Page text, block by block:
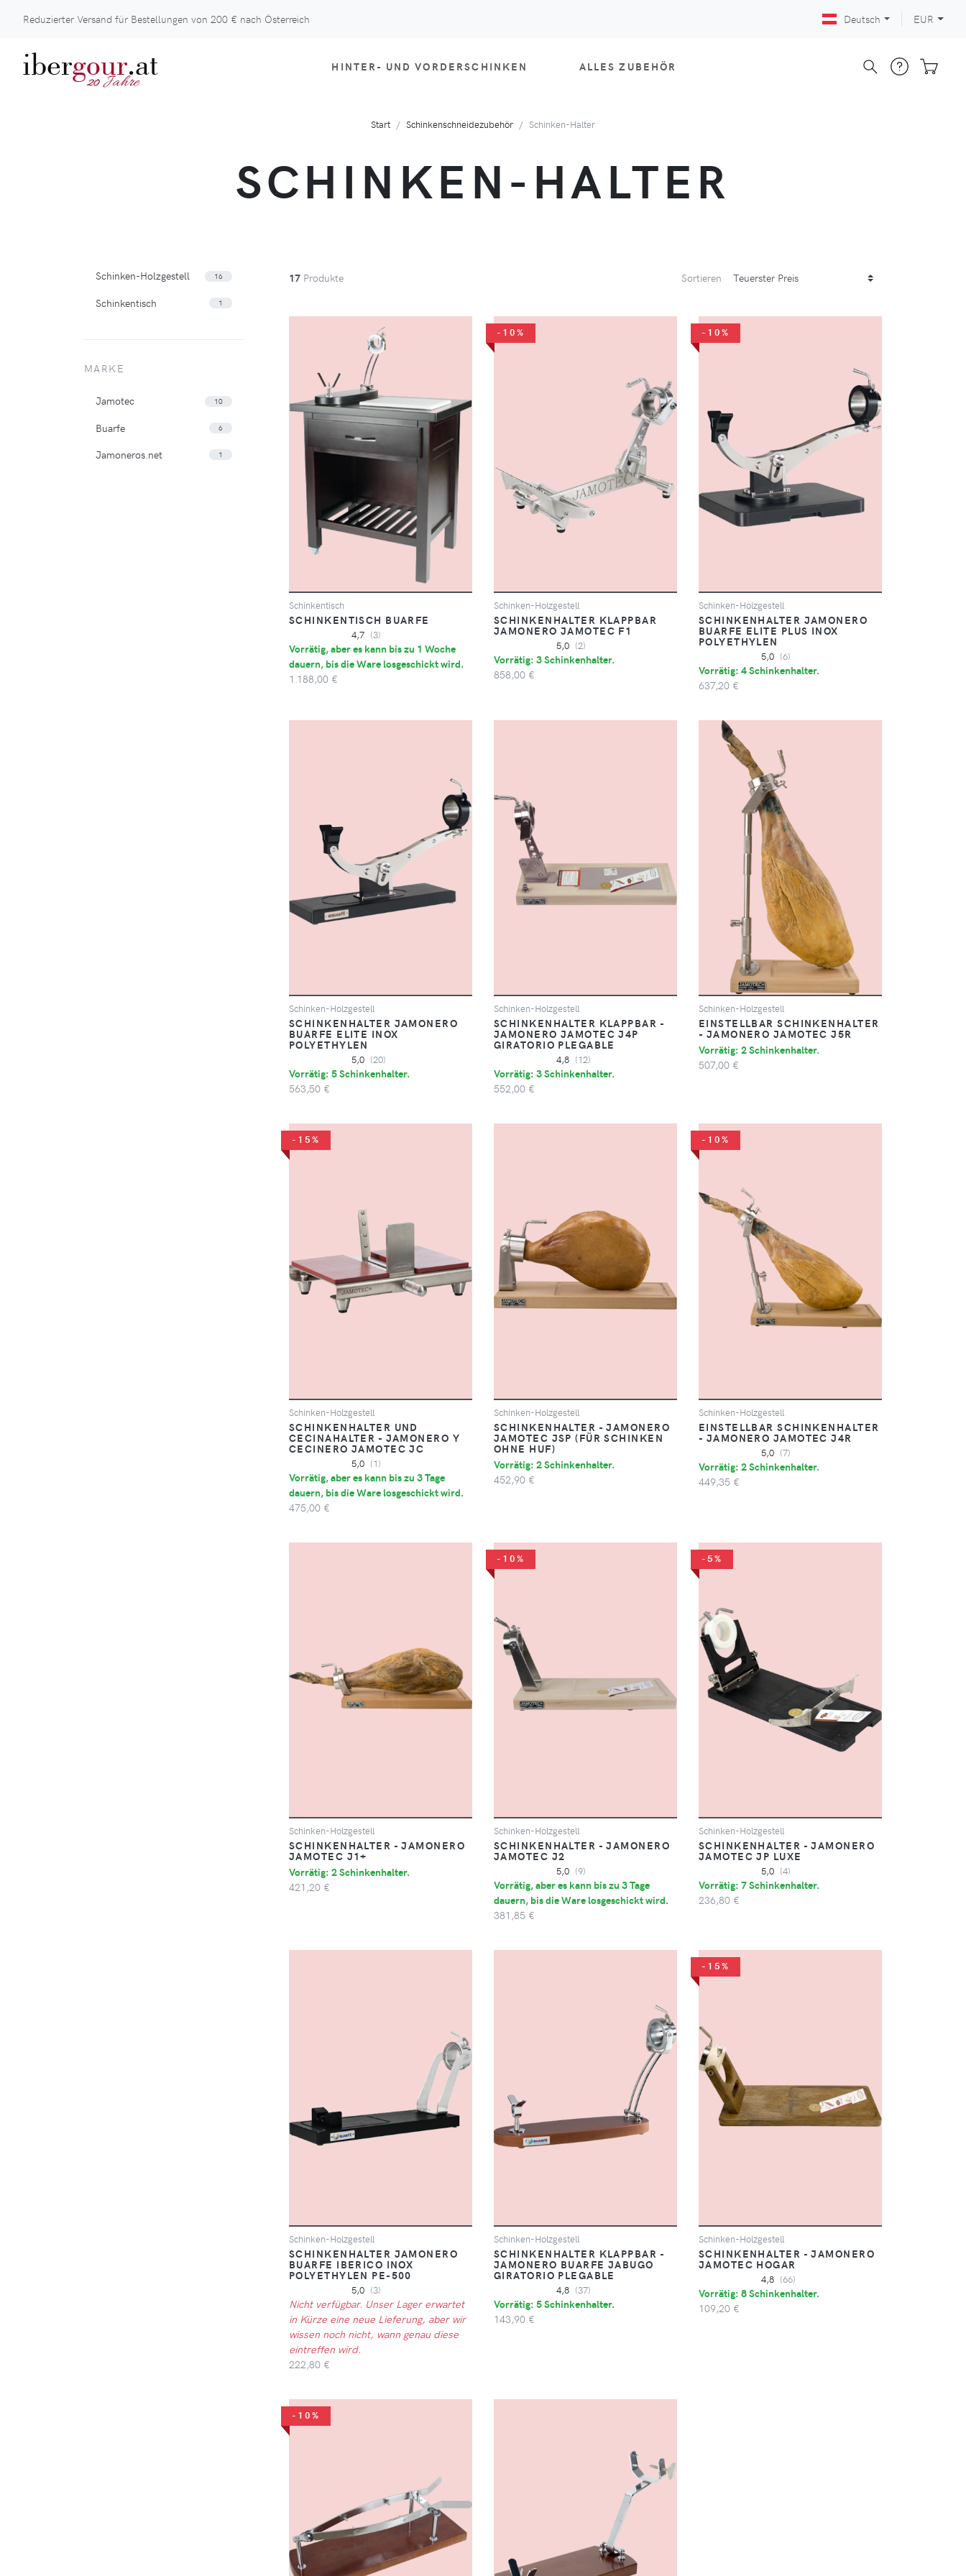
Reduzierter Versand für Bestellungen von 200 € nach Österreich Deutsch EUR
ibergour
20 Jahre.at HINTER- UND VORDERSCHINKEN ALLES ZUBEHÖR
Start Schinkenschneidezubehör Schinken-Halter
SCHINKEN-HALTER
17 Produkte Sortieren
Schinkentisch
SCHINKENTISCH BUARFE
4,7 (3)
Vorrätig, aber es kann bis zu 1 Woche
dauern, bis die Ware losgeschickt wird.
1.188,00 €
-10%
Schinken-Holzgestell
SCHINKENHALTER KLAPPBAR
JAMONERO JAMOTEC F1
5,0 (2)
Vorrätig: 3 Schinkenhalter.
858,00 €
-10%
Schinken-Holzgestell
SCHINKENHALTER JAMONERO
BUARFE ELITE PLUS INOX
POLYETHYLEN
5,0 (6)
Vorrätig: 4 Schinkenhalter.
637,20 €
Schinken-Holzgestell
SCHINKENHALTER JAMONERO
BUARFE ELITE INOX
POLYETHYLEN
5,0 (20)
Vorrätig: 5 Schinkenhalter.
563,50 €
Schinken-Holzgestell
SCHINKENHALTER KLAPPBAR -
JAMONERO JAMOTEC J4P
GIRATORIO PLEGABLE
4,8 (12)
Vorrätig: 3 Schinkenhalter.
552,00 €
Schinken-Holzgestell
EINSTELLBAR SCHINKENHALTER
- JAMONERO JAMOTEC J5R
Vorrätig: 2 Schinkenhalter.
507,00 €
-15%
Schinken-Holzgestell
SCHINKENHALTER UND
CECINAHALTER - JAMONERO Y
CECINERO JAMOTEC JC
5,0 (1)
Vorrätig, aber es kann bis zu 3 Tage
dauern, bis die Ware losgeschickt wird.
475,00 €
Schinken-Holzgestell
SCHINKENHALTER - JAMONERO
JAMOTEC JSP (FÜR SCHINKEN
OHNE HUF)
Vorrätig: 2 Schinkenhalter.
452,90 €
-10%
Schinken-Holzgestell
EINSTELLBAR SCHINKENHALTER
- JAMONERO JAMOTEC J4R
5,0 (7)
Vorrätig: 2 Schinkenhalter.
449,35 €
Schinken-Holzgestell
SCHINKENHALTER - JAMONERO
JAMOTEC J1+
Vorrätig: 2 Schinkenhalter.
421,20 €
-10%
Schinken-Holzgestell
SCHINKENHALTER - JAMONERO
JAMOTEC J2
5,0 (9)
Vorrätig, aber es kann bis zu 3 Tage
dauern, bis die Ware losgeschickt wird.
381,85 €
-5%
Schinken-Holzgestell
SCHINKENHALTER - JAMONERO
JAMOTEC JP LUXE
5,0 (4)
Vorrätig: 7 Schinkenhalter.
236,80 €
Schinken-Holzgestell
SCHINKENHALTER JAMONERO
BUARFE IBERICO INOX
POLYETHYLEN PE-500
5,0 (3)
Nicht verfügbar. Unser Lager erwartet
in Kürze eine neue Lieferung, aber wir
wissen noch nicht, wann genau diese
eintreffen wird.
222,80 €
Schinken-Holzgestell
SCHINKENHALTER KLAPPBAR -
JAMONERO BUARFE JABUGO
GIRATORIO PLEGABLE
4,8 (37)
Vorrätig: 5 Schinkenhalter.
143,90 €
-15%
Schinken-Holzgestell
SCHINKENHALTER - JAMONERO
JAMOTEC HOGAR
4,8 (66)
Vorrätig: 8 Schinkenhalter.
109,20 €
-10%
Schinken-Holzgestell 16
Schinkentisch 1
MARKE
Jamotec 10
Buarfe 6
Jamoneros.net 1